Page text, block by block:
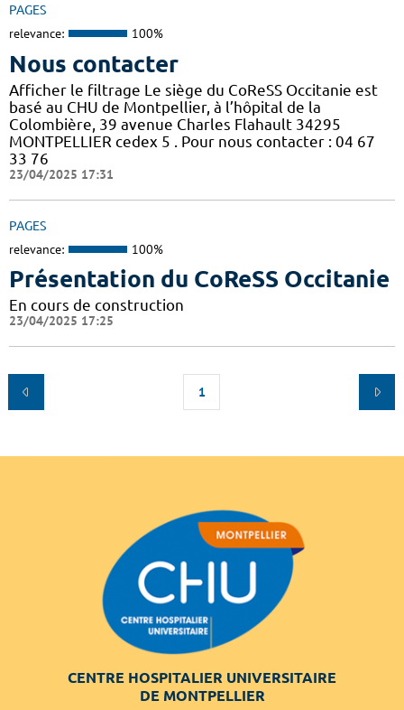
PAGES
relevance: 100%
Nous contacter
Afficher le filtrage Le siège du CoReSS Occitanie est
basé au CHU de Montpellier, à l’hôpital de la
Colombière, 39 avenue Charles Flahault 34295
MONTPELLIER cedex 5 . Pour nous contacter : 04 67
33 76
23/04/2025 17:31
PAGES
relevance: 100%
Présentation du CoReSS Occitanie
En cours de construction
23/04/2025 17:25
1
CENTRE HOSPITALIER UNIVERSITAIRE
DE MONTPELLIER